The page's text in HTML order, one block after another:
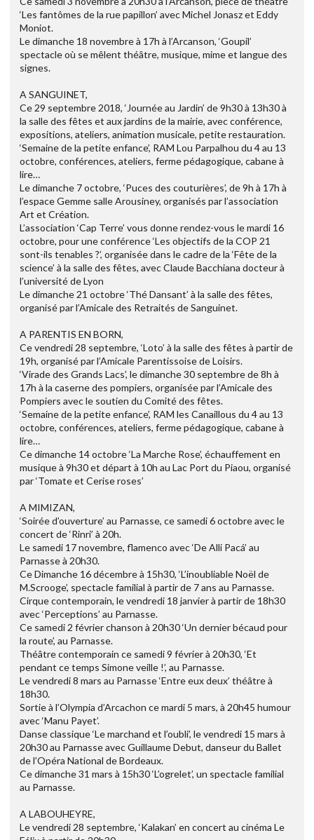
‘Les fantômes de la rue papillon’ avec Michel Jonasz et Eddy
Moniot.
Le dimanche 18 novembre à 17h à l’Arcanson, ‘Goupil’
spectacle où se mêlent théâtre, musique, mime et langue des
signes.
A SANGUINET,
Ce 29 septembre 2018, ‘Journée au Jardin’ de 9h30 à 13h30 à
la salle des fêtes et aux jardins de la mairie, avec conférence,
expositions, ateliers, animation musicale, petite restauration.
‘Semaine de la petite enfance’, RAM Lou Parpalhou du 4 au 13
octobre, conférences, ateliers, ferme pédagogique, cabane à
lire…
Le dimanche 7 octobre, ‘Puces des couturières’, de 9h à 17h à
l’espace Gemme salle Arousiney, organisés par l’association
Art et Création.
L’association ‘Cap Terre’ vous donne rendez-vous le mardi 16
octobre, pour une conférence ‘Les objectifs de la COP 21
sont-ils tenables ?’, organisée dans le cadre de la ‘Fête de la
science’ à la salle des fêtes, avec Claude Bacchiana docteur à
l’université de Lyon
Le dimanche 21 octobre ‘Thé Dansant’ à la salle des fêtes,
organisé par l’Amicale des Retraités de Sanguinet.
A PARENTIS EN BORN,
Ce vendredi 28 septembre, ‘Loto’ à la salle des fêtes à partir de
19h, organisé par l’Amicale Parentissoise de Loisirs.
‘Virade des Grands Lacs’, le dimanche 30 septembre de 8h à
17h à la caserne des pompiers, organisée par l’Amicale des
Pompiers avec le soutien du Comité des fêtes.
‘Semaine de la petite enfance’, RAM les Canaillous du 4 au 13
octobre, conférences, ateliers, ferme pédagogique, cabane à
lire…
Ce dimanche 14 octobre ‘La Marche Rose’, échauffement en
musique à 9h30 et départ à 10h au Lac Port du Piaou, organisé
par ‘Tomate et Cerise roses’
A MIMIZAN,
‘Soirée d’ouverture’ au Parnasse, ce samedi 6 octobre avec le
concert de ‘Rinri’ à 20h.
Le samedi 17 novembre, flamenco avec ‘De Alli Pacá’ au
Parnasse à 20h30.
Ce Dimanche 16 décembre à 15h30, ‘L’inoubliable Noël de
M.Scrooge’, spectacle familial à partir de 7 ans au Parnasse.
Cirque contemporain, le vendredi 18 janvier à partir de 18h30
avec ‘Perceptions’ au Parnasse.
Ce samedi 2 février chanson à 20h30 ‘Un dernier bécaud pour
la route’, au Parnasse.
Théâtre contemporain ce samedi 9 février à 20h30, ‘Et
pendant ce temps Simone veille !’, au Parnasse.
Le vendredi 8 mars au Parnasse ‘Entre eux deux’ théâtre à
18h30.
Sortie à l’Olympia d’Arcachon ce mardi 5 mars, à 20h45 humour
avec ‘Manu Payet’.
Danse classique ‘Le marchand et l’oubli’, le vendredi 15 mars à
20h30 au Parnasse avec Guillaume Debut, danseur du Ballet
de l’Opéra National de Bordeaux.
Ce dimanche 31 mars à 15h30 ‘L’ogrelet’, un spectacle familial
au Parnasse.
A LABOUHEYRE,
Le vendredi 28 septembre, ‘Kalakan’ en concert au cinéma Le